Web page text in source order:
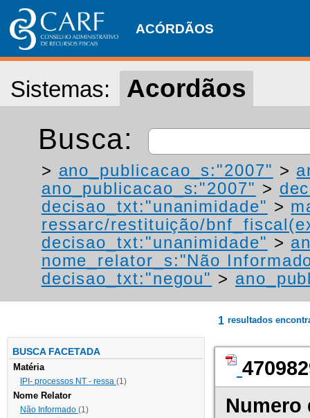
ACÓRDÃOS
Sistemas: Acordãos
Busca:
> ano_publicacao_s:"2007" >
ano_publicacao_s:"2007" >
decisao_txt:"unanimidade" >
ressarc/restituição/
decisao_txt:"unanimidade" >
nome_relator_s:"Não
decisao_txt:"negou" >
BUSCA FACETADA
Matéria
IPI- processos NT - ressa (1)
Nome Relator
Não Informado (1)
1 resultados
Numero